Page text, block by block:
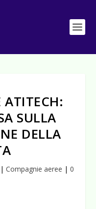
ATITECH:
SULLA
DELLA
| Compagnie aeree | 0